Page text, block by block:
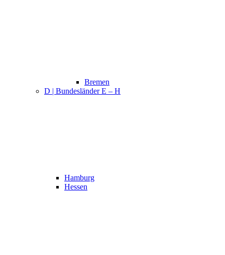
Bremen
D | Bundesländer E – H
Hamburg
Hessen